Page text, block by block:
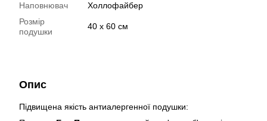
Наповнювач
Холлофайбер
Розмір
подушки
40 х 60 см
Опис
Підвищена якість антиалергенної подушки: